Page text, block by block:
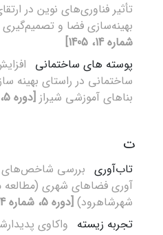
تأثیر فناوری‌های نوین در
بهینه‌سازی فضا و تصمیم‌گیری
شماره 14، 1405]
پوسته های ساختمانی
ساختمانی در راستای بهینه
بناهای آموزشی شیراز [دوره 5، شماره 14، 1405]
ت
تاب‌آوری بررسی شاخص‌های
آوری فضاهای شهری
شهرشاهرود) [دوره 5، شماره 14، 1405]
تجربه زیسته واکاوی